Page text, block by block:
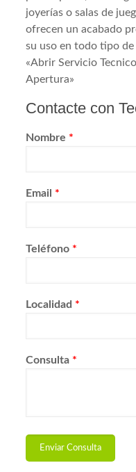
joyerías o salas de
ofrecen un acabado
su uso en todo tipo
«Abrir Servicio
Apertura»
Contacte con
Nombre *
Email *
Teléfono *
Localidad *
Consulta *